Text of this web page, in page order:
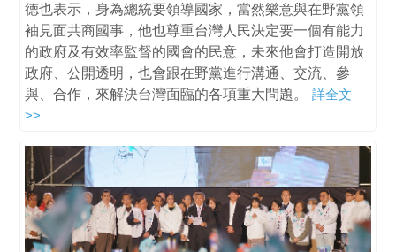
德也表示，身為總統要領導國家，當然樂意與在野黨領
袖見面共商國事，他也尊重台灣人民決定要一個有能力
的政府及有效率監督的國會的民意，未來他會打造開放
政府、公開透明，也會跟在野黨進行溝通、交流、參
與、合作，來解決台灣面臨的各項重大問題。
詳全文
>>